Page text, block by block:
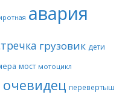
авария
грузовик дети
мост мотоцикл
очевидец перевертыш